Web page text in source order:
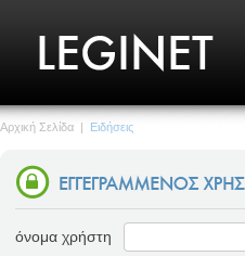
Αρχική Σελίδα | Ειδήσεις
όνομα χρήστη